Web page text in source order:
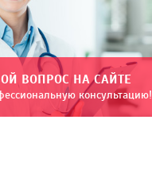
ВОПРОС НА САЙТЕ
консультацию!